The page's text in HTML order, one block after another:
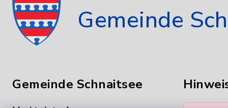
Gemeinde
Gemeinde Schnaitsee